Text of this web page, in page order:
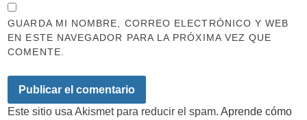
GUARDA MI NOMBRE, CORREO ELECTRÓNICO Y WEB
EN ESTE NAVEGADOR PARA LA PRÓXIMA VEZ QUE
COMENTE.
Este sitio usa Akismet para reducir el spam.Aprende cómo